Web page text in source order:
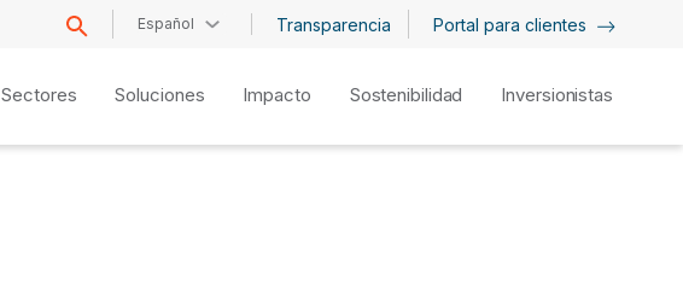
Español Transparencia Portal para clientes
Sectores Soluciones Impacto Sostenibilidad Inversionistas